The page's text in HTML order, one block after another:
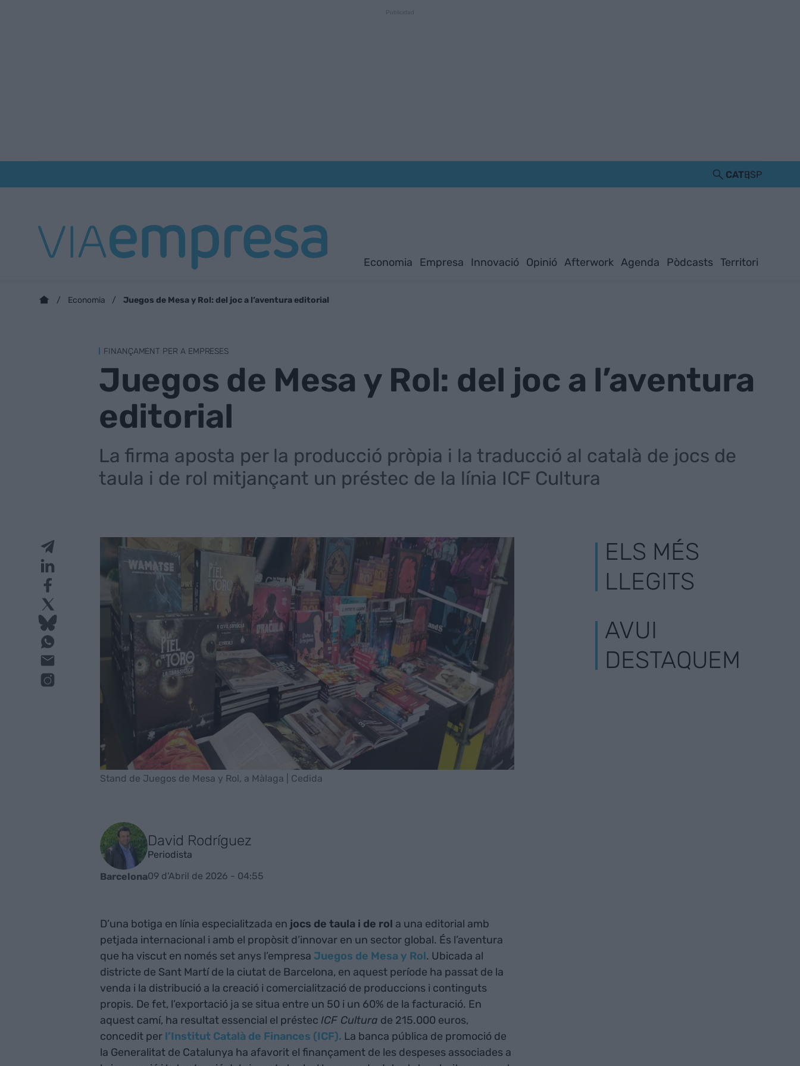
CATESP
Economia Empresa Innovació Opinió Afterwork Agenda Pòdcasts Territori
Economia Juegos de Mesa y Rol: del joc a l’aventura editorial
FINANÇAMENT PER A EMPRESES
Juegos de Mesa y Rol: del joc a l’aventura
editorial
La firma aposta per la producció pròpia i la traducció al català de jocs de
taula i de rol mitjançant un préstec de la línia ICF Cultura
Stand de Juegos de Mesa y Rol, a Màlaga | Cedida
David Rodríguez
Periodista
Barcelona09 d'Abril de 2026 - 04:55
D’una botiga en línia especialitzada en jocs de taula i de rol a una editorial amb
petjada internacional i amb el propòsit d’innovar en un sector global. És l’aventura
que ha viscut en només set anys l’empresa Juegos de Mesa y Rol. Ubicada al
districte de Sant Martí de la ciutat de Barcelona, en aquest període ha passat de la
venda i la distribució a la creació i comercialització de produccions i continguts
propis. De fet, l’exportació ja se situa entre un 50 i un 60% de la facturació. En
aquest camí, ha resultat essencial el préstec ICF Cultura de 215.000 euros,
concedit per l’Institut Català de Finances (ICF). La banca pública de promoció de
la Generalitat de Catalunya ha afavorit el finançament de les despeses associades a
ELS MÉS
LLEGITS
AVUI
DESTAQUEM